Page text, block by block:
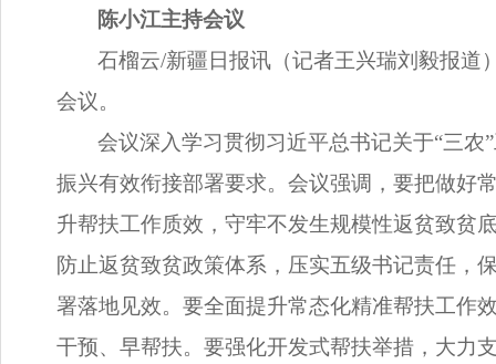
陈小江主持会议
石榴云/新疆日报讯（记者王兴瑞刘毅报道
会议。
会议深入学习贯彻习近平总书记关于“三
振兴有效衔接部署要求。会议强调，要把做好
升帮扶工作质效，守牢不发生规模性返贫致贫
防止返贫致贫政策体系，压实五级书记责任，
署落地见效。要全面提升常态化精准帮扶工作
干预、早帮扶。要强化开发式帮扶举措，大力